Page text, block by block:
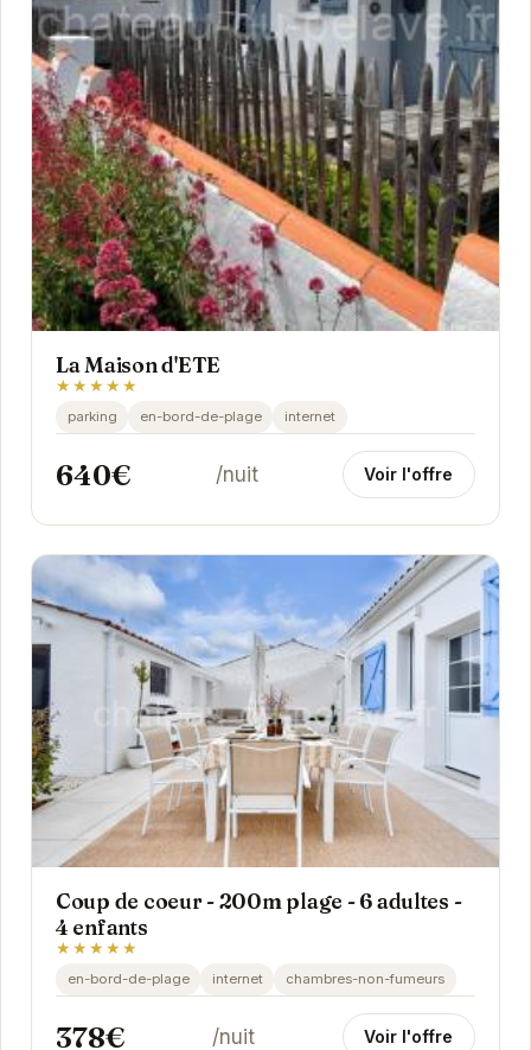
La Maison d'ETE
★★★★★
parking en-bord-de-plage internet
640€ /nuit Voir l'offre
Coup de coeur - 200m plage - 6 adultes -
4 enfants
★★★★★
en-bord-de-plage internet chambres-non-fumeurs
378€ /nuit Voir l'offre